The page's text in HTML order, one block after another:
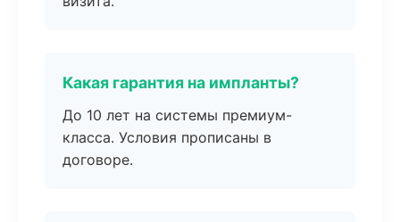
Какая гарантия на импланты?
До 10 лет на системы премиум-
класса. Условия прописаны в
договоре.